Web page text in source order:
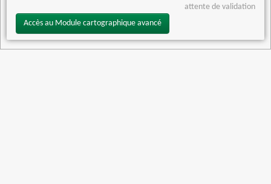
attente de validation
Accès au Module cartographique avancé